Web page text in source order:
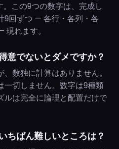
。この9つの数字は、完成し
9回ずつ — 各行・各列・各
れます。
意でないとダメですか？
数独に計算はありません。
一切しません。数字は9種類
ルは完全に論理と配置だけで
ちばん難しいところは？